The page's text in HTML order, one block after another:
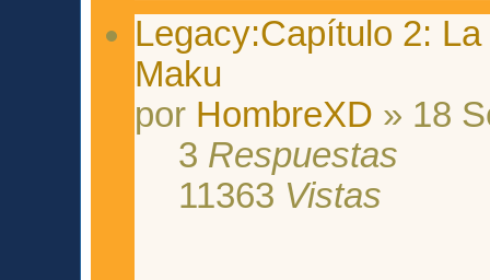
Legacy:Capítulo 2:
Maku
por HombreXD » 18
3 Respuestas
11363 Vistas